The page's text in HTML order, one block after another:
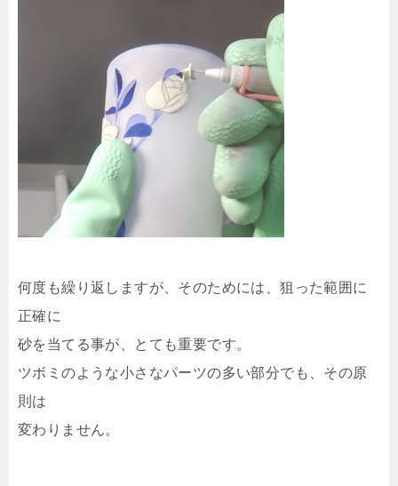
何度も繰り返しますが、そのためには、狙った範囲に
正確に
砂を当てる事が、とても重要です。
ツボミのような小さなパーツの多い部分でも、その原
則は
変わりません。